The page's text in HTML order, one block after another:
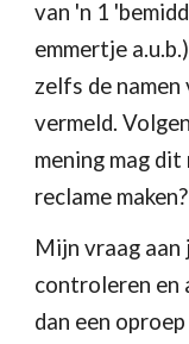
van 'n 1
emmertje
zelfs de
vermeld.
mening mag
reclame maken?
Mijn vraag
controleren en
dan een